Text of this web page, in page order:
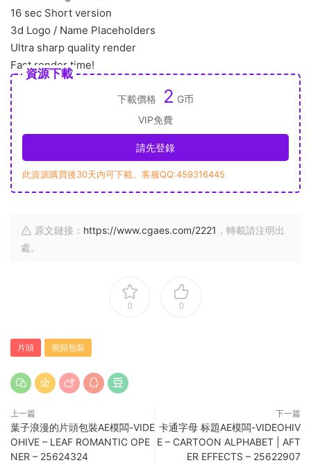
16 sec Short version
3d Logo / Name Placeholders
Ultra sharp quality render
Fast render time!
資源下載
下載價格 2 G币
VIP免費
請先登錄
此資源購買後30天内可下載。客服QQ:459316445
原文鏈接： https://www.cgaes.com/2221 ，轉載請注明出
處。
0 0
片頭 視頻包裝
上一篇
葉子浪漫的片頭包裝AE模闆-VIDE
OHIVE – LEAF ROMANTIC OPE
NER – 25624324
下一篇
卡通字母 标題AE模闆-VIDEOHIV
E – CARTOON ALPHABET | AFT
ER EFFECTS – 25622907